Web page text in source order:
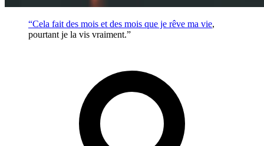
“Cela fait des mois et des mois que je rêve ma vie,
pourtant je la vis vraiment.”